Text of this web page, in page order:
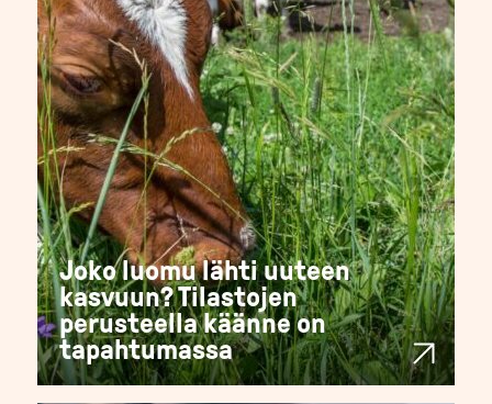
Joko luomu lähti uuteen
kasvuun? Tilastojen
perusteella käänne on
tapahtumassa